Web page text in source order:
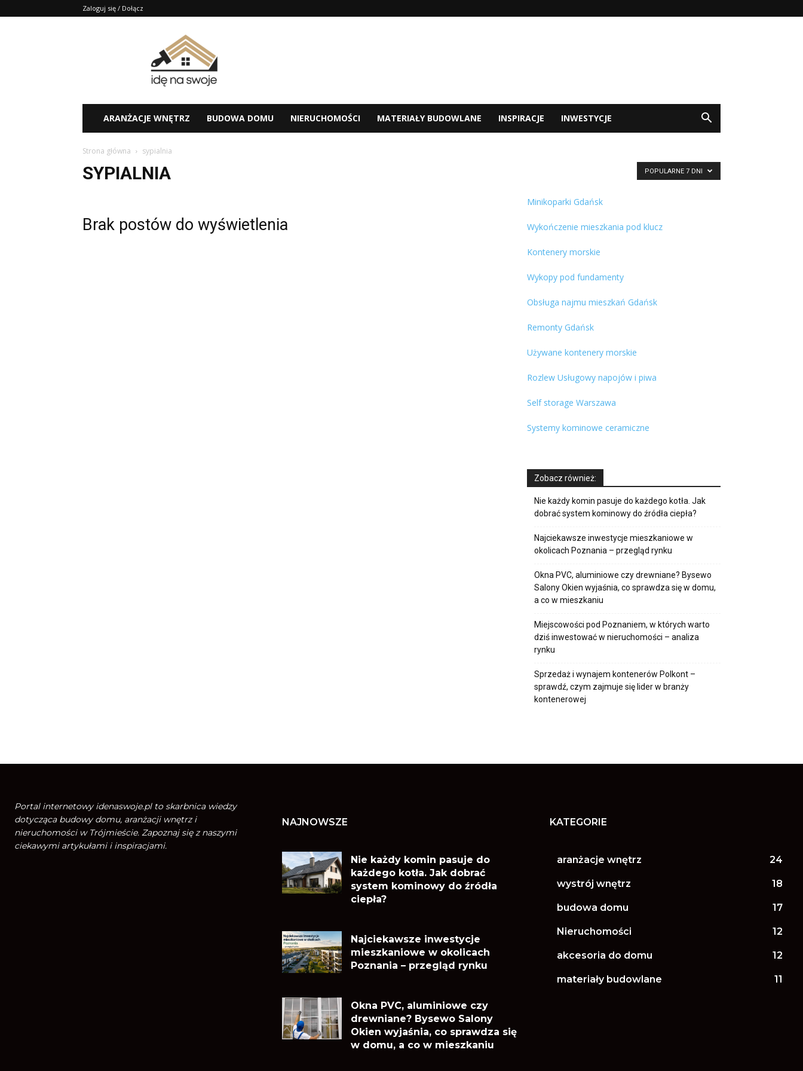
Zaloguj się / Dołącz
aranżacje
ARANŻACJE WNĘTRZ
BUDOWA DOMU NIERUCHOMOŚCI MATERIAŁY BUDOWLANE INSPIRACJE INWESTYCJE
Strona główna sypialnia
SYPIALNIA POPULARNE 7 DNI
Brak postów do wyświetlenia
Minikoparki Gdańsk
Wykończenie mieszkania pod klucz
Kontenery morskie
Wykopy pod fundamenty
Obsługa najmu mieszkań Gdańsk
Remonty Gdańsk
Używane kontenery morskie
Rozlew Usługowy napojów i piwa
Self storage Warszawa
Systemy kominowe ceramiczne
Zobacz również:
Nie każdy komin pasuje do każdego kotła. Jak
dobrać system kominowy do źródła ciepła?
Najciekawsze inwestycje mieszkaniowe w
okolicach Poznania – przegląd rynku
Okna PVC, aluminiowe czy drewniane? Bysewo
Salony Okien wyjaśnia, co sprawdza się w domu,
a co w mieszkaniu
Miejscowości pod Poznaniem, w których warto
dziś inwestować w nieruchomości – analiza
rynku
Sprzedaż i wynajem kontenerów Polkont –
sprawdź, czym zajmuje się lider w branży
kontenerowej
Portal internetowy idenaswoje.pl to skarbnica wiedzy
dotycząca budowy domu, aranżacji wnętrz i
nieruchomości w Trójmieście. Zapoznaj się z naszymi
ciekawymi artykułami i inspiracjami.
NAJNOWSZE
Nie każdy komin pasuje do
każdego kotła. Jak dobrać
system kominowy do źródła
ciepła?
Najciekawsze inwestycje
mieszkaniowe w okolicach
Poznania – przegląd rynku
Okna PVC, aluminiowe czy
drewniane? Bysewo Salony
Okien wyjaśnia, co sprawdza się
w domu, a co w mieszkaniu
KATEGORIE
aranżacje wnętrz 24
wystrój wnętrz 18
budowa domu 17
Nieruchomości 12
akcesoria do domu 12
materiały budowlane 11